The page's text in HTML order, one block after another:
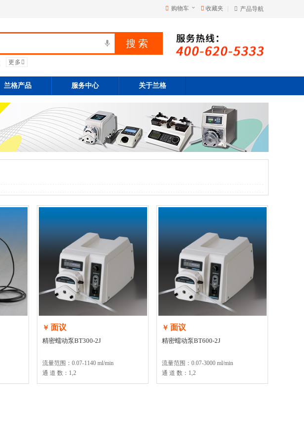
购物车 收藏夹 产品导航
更多
兰格产品 服务中心 关于兰格
￥ 面议
精密蠕动泵BT300-2J
流量范围：0.07-1140 ml/min
通 道 数：1,2
￥ 面议
精密蠕动泵BT600-2J
流量范围：0.07-3000 ml/min
通 道 数：1,2